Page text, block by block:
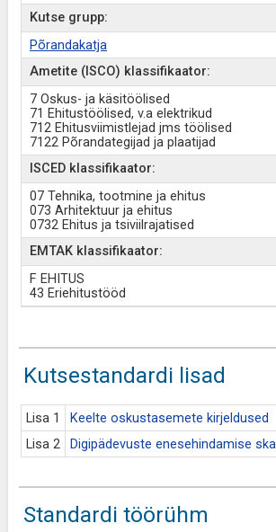
Kutse grupp:
Põrandakatja
Ametite (ISCO) klassifikaator:
7 Oskus- ja käsitöölised
71 Ehitustöölised, v.a elektrikud
712 Ehitusviimistlejad jms töölised
7122 Põrandategijad ja plaatijad
ISCED klassifikaator:
07 Tehnika, tootmine ja ehitus
073 Arhitektuur ja ehitus
0732 Ehitus ja tsiviilrajatised
EMTAK klassifikaator:
F EHITUS
43 Eriehitustööd
Kutsestandardi lisad
Lisa 1
Keelte oskustasemete kirjeldused
Lisa 2
Digipädevuste enesehindamise
Standardi töörühm